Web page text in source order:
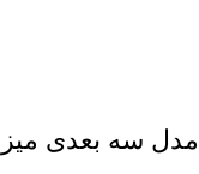
مدل سه بعدی میز